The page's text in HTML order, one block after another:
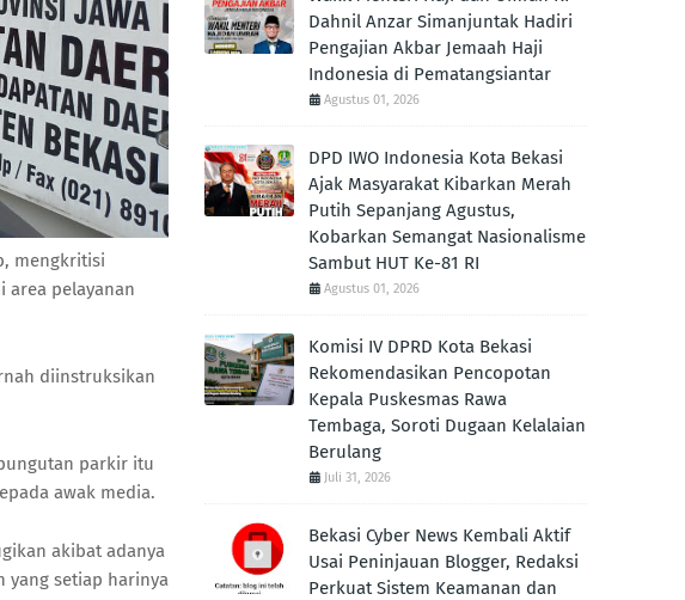
mengkritisi
area pelayanan
diinstruksikan
parkir itu
awak media.
akibat adanya
yang setiap harinya
Dahnil Anzar Simanjuntak Hadiri
Pengajian Akbar Jemaah Haji
Indonesia di Pematangsiantar
Agustus 01, 2026
DPD IWO Indonesia Kota Bekasi
Ajak Masyarakat Kibarkan Merah
Putih Sepanjang Agustus,
Kobarkan Semangat Nasionalisme
Sambut HUT Ke-81 RI
Agustus 01, 2026
Komisi IV DPRD Kota Bekasi
Rekomendasikan Pencopotan
Kepala Puskesmas Rawa
Tembaga, Soroti Dugaan Kelalaian
Berulang
Juli 31, 2026
Bekasi Cyber News Kembali Aktif
Usai Peninjauan Blogger, Redaksi
Perkuat Sistem Keamanan dan